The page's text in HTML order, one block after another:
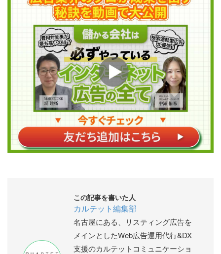
この記事を書いた人
カルテット編集部
名古屋にある、リスティング広告を
メインとしたWeb広告運用代行&DX
支援のカルテットコミュニケーショ